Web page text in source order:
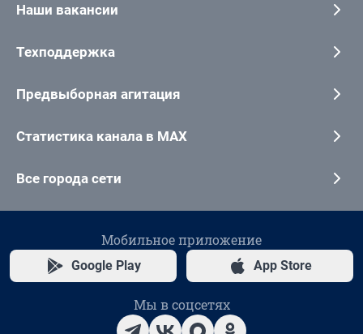
Наши вакансии
Техподдержка
Предвыборная агитация
Статистика канала в MAX
Все города сети
Мобильное приложение
Google Play App Store
Мы в соцсетях